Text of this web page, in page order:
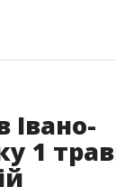
Івано-
1